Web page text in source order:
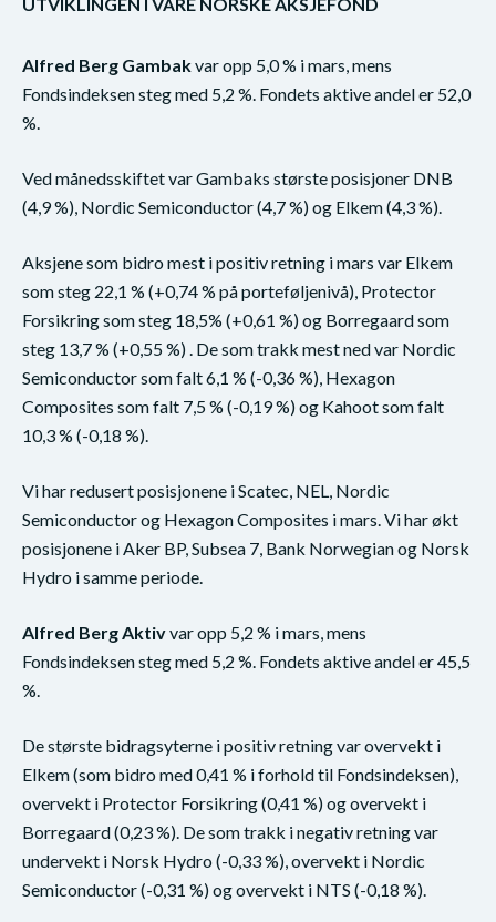
Alfred Berg Gambakvar opp 5,0 % i mars, mens
Fondsindeksen steg med 5,2 %. Fondets aktive andel er 52,0
%.
Ved månedsskiftet var Gambaks største posisjoner DNB
(4,9 %), Nordic Semiconductor (4,7 %) og Elkem (4,3 %).
Aksjene som bidro mest i positiv retning i mars var Elkem
som steg 22,1 % (+0,74 % på porteføljenivå), Protector
Forsikring som steg 18,5% (+0,61 %) og Borregaard som
steg 13,7 % (+0,55 %) . De som trakk mest ned var Nordic
Semiconductor som falt 6,1 % (-0,36 %), Hexagon
Composites som falt 7,5 % (-0,19 %) og Kahoot som falt
10,3 % (-0,18 %).
Vi har redusert posisjonene i Scatec, NEL, Nordic
Semiconductor og Hexagon Composites i mars. Vi har økt
posisjonene i Aker BP, Subsea 7, Bank Norwegian og Norsk
Hydro i samme periode.
Alfred Berg Aktivvar opp 5,2 % i mars, mens
Fondsindeksen steg med 5,2 %. Fondets aktive andel er 45,5
%.
De største bidragsyterne i positiv retning var overvekt i
Elkem (som bidro med 0,41 % i forhold til Fondsindeksen),
overvekt i Protector Forsikring (0,41 %) og overvekt i
Borregaard (0,23 %). De som trakk i negativ retning var
undervekt i Norsk Hydro (-0,33 %), overvekt i Nordic
Semiconductor (-0,31 %) og overvekt i NTS (-0,18 %).